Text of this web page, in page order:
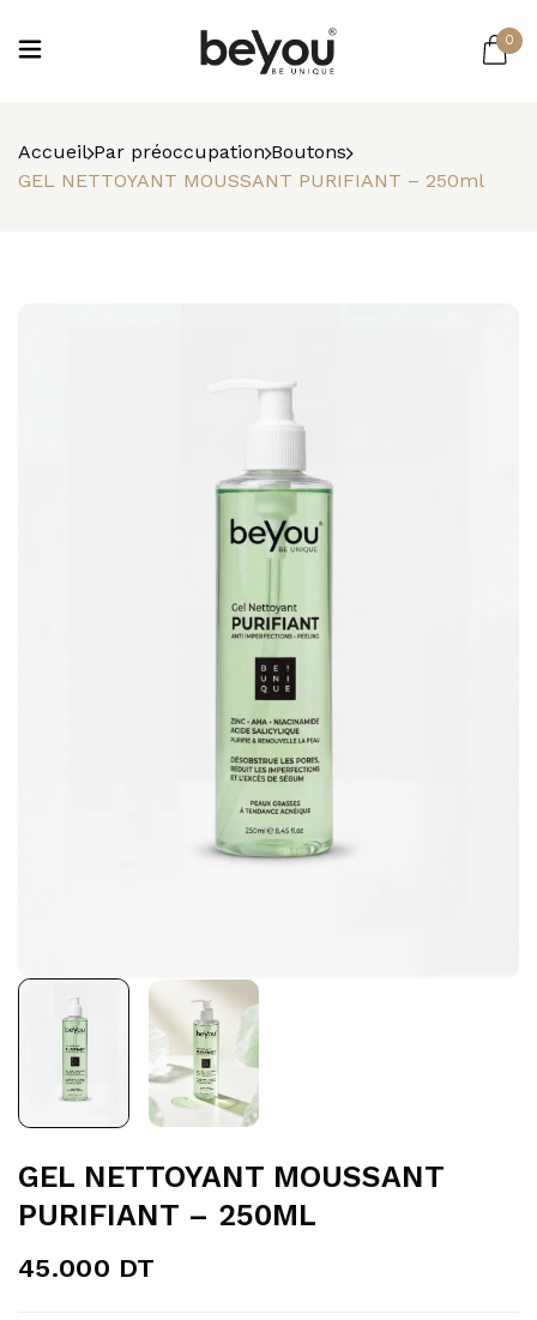
0
Accueil Par préoccupation Boutons
GEL NETTOYANT MOUSSANT PURIFIANT – 250ml
GEL NETTOYANT MOUSSANT
PURIFIANT – 250ML
45.000 DT